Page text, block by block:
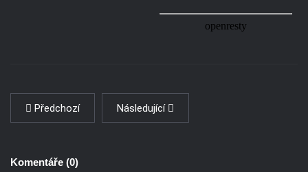
Předchozí Následující
Komentáře (0)